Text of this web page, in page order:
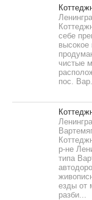
себе
высокое
чистые
пос.
р-не
типа
езды от
разби...